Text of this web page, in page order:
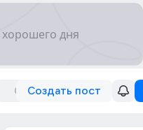
Создать пост